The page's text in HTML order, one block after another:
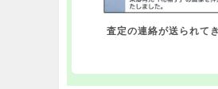
査定の連絡が送られて